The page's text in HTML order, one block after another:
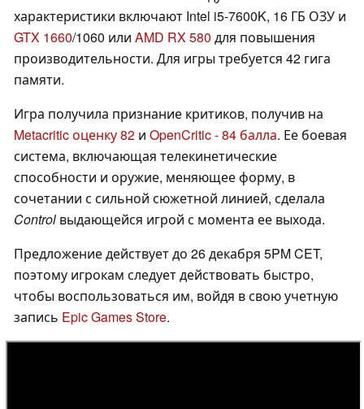
характеристики включают Intel i5-7600K, 16 ГБ ОЗУ и
GTX 1660/1060 или AMD RX 580 для повышения
производительности. Для игры требуется 42 гига
памяти.
Игра получила признание критиков, получив на
Metacritic оценку 82 и OpenCritic - 84 балла. Ее боевая
система, включающая телекинетические
способности и оружие, меняющее форму, в
сочетании с сильной сюжетной линией, сделала
Control выдающейся игрой с момента ее выхода.
Предложение действует до 26 декабря 5PM CET,
поэтому игрокам следует действовать быстро,
чтобы воспользоваться им, войдя в свою учетную
запись Epic Games Store.